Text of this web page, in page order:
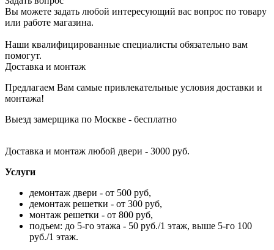
Вы можете задать любой интересующий вас вопрос по товару
или работе магазина.
Наши квалифицированные специалисты обязательно вам
помогут.
Доставка и монтаж
Предлагаем Вам самые привлекательные условия доставки и
монтажа!
Выезд замерщика по Москве - бесплатно
Доставка и монтаж любой двери - 3000 руб.
Услуги
демонтаж двери - от 500 руб,
демонтаж решетки - от 300 руб,
монтаж решетки - от 800 руб,
подъем: до 5-го этажа - 50 руб./1 этаж, выше 5-го 100
руб./1 этаж.